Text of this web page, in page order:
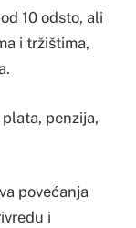
10 odsto, ali
i tržištima,
penzija,
povećanja
i